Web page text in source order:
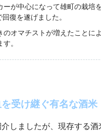
ーが中心になって雄町の栽培
復を遂げました。
のオマチストが増えたことに
。
受け継ぐ有名な酒米
しましたが、現存する酒